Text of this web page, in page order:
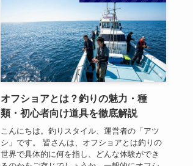
オフショアとは？釣りの魅力・種
類・初心者向け道具を徹底解説
こんにちは。釣りスタイル、運営者の「アツ
シ」です。 皆さんは、オフショアとは釣りの
世界で具体的に何を指し、どんな体験ができ